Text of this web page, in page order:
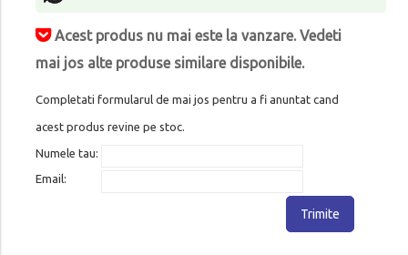
Acest produs nu mai este la vanzare. Vedeti
mai jos alte produse similare disponibile.
Completati formularul de mai jos pentru a fi anuntat cand
acest produs revine pe stoc.
Numele tau:
Email:
Trimite